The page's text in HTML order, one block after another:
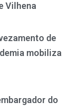
Vilhena
de
mobiliza
do